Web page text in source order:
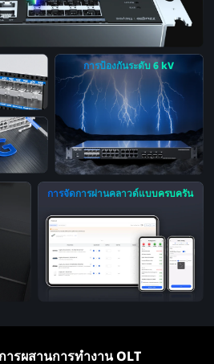
การป้องกันระดับ 6 kV
การจัดการผ่านคลาวด์แบบครบครัน
ารผสานการทำงาน OLT